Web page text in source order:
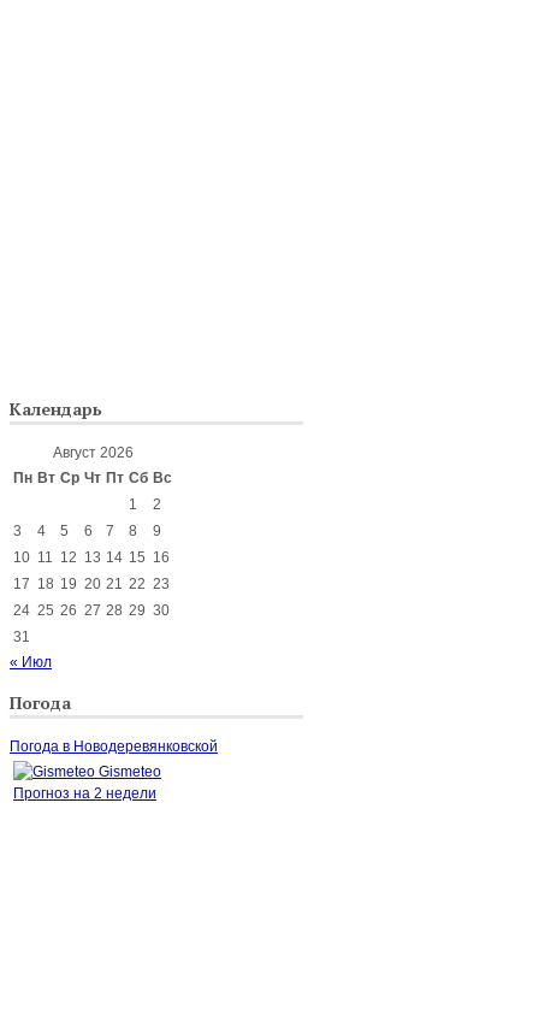
Календарь
Август 2026
Пн Вт Ср Чт Пт Сб Вс
1
2
3
4 5 6 7 8
9
10 11 12 13 14 15 16
17 18 19 20 21 22 23
24 25 26 27 28 29 30
31
« Июл
Погода
Погода в Новодеревянковской
Gismeteo
Прогноз на 2 недели